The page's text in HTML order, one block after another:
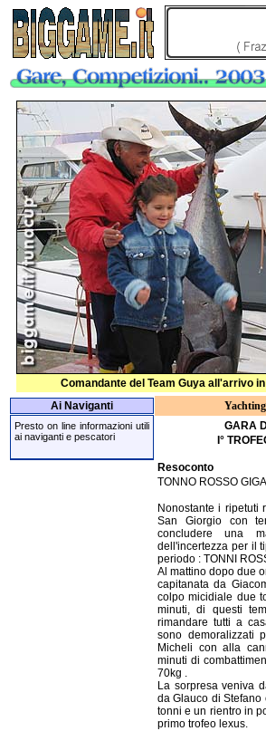
Ai Naviganti
Presto on line informazioni utili
ai naviganti e pescatori
GARA
I°
Resoconto
TONNO ROSSO
Nonostante i ripetuti
San Giorgio con
concludere una
dell'incertezza per il
periodo : TONNI
Al mattino dopo due
capitanata da
colpo micidiale due
minuti, di questi
rimandare tutti a
sono demoralizzati
Micheli con alla
minuti di
70kg .
La sorpresa veniva
da Glauco di
tonni e un rientro in
primo trofeo lexus.
Comandante del Team Guya all'arrivo